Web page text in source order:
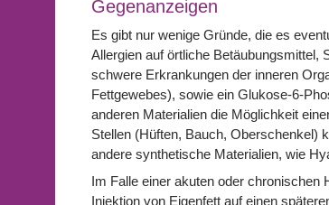
Gegenanzeigen
Es gibt nur wenige Gründe, die es
Allergien auf örtliche Betäubungsmittel,
schwere Erkrankungen der inneren
Fettgewebes), sowie ein Glukose-6-
anderen Materialien die Möglichkeit
Stellen (Hüften, Bauch, Oberschenkel)
andere synthetische Materialien, wie
Im Falle einer akuten oder chronischen
Injektion von Eigenfett auf einen